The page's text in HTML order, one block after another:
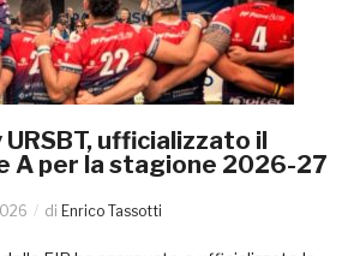
URSBT, ufficializzato il
A per la stagione 2026-27
di Enrico Tassotti